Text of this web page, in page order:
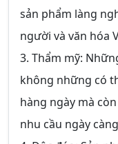
sản phẩm làng
người và văn hóa
3. Thẩm mỹ:
không những có
hàng ngày mà
nhu cầu ngày